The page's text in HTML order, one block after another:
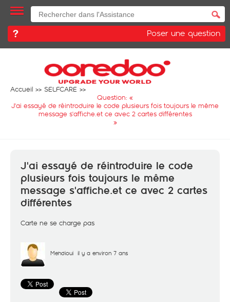
Poser une question
Accueil
SELFCARE
Question: «
J'ai essayé de réintroduire le code plusieurs fois toujours le même
message s'affiche.et ce avec 2 cartes différentes
»
J'ai essayé de réintroduire le code
plusieurs fois toujours le même
message s'affiche.et ce avec 2 cartes
différentes
Carte ne se charge pas
Mehdioui il y a environ 7 ans